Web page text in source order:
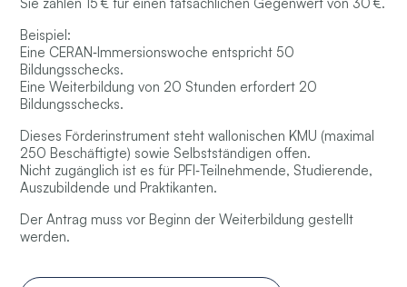
Beispiel:
Eine CERAN‑Immersionswoche entspricht 50
Bildungsschecks.
Eine Weiterbildung von 20 Stunden erfordert 20
Bildungsschecks.
Dieses Förderinstrument steht wallonischen KMU (maximal
250 Beschäftigte) sowie Selbstständigen offen.
Nicht zugänglich ist es für PFI‑Teilnehmende, Studierende,
Auszubildende und Praktikanten.
Der Antrag muss vor Beginn der Weiterbildung gestellt
werden.